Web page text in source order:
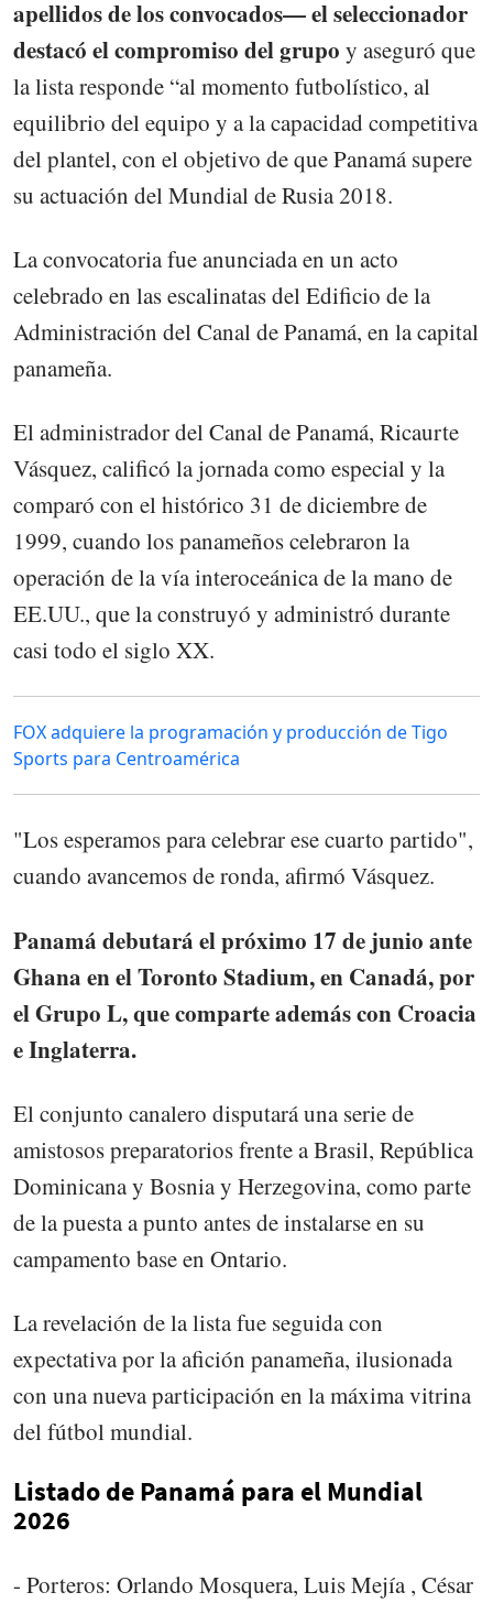
apellidos de los convocados— el seleccionador
destacó el compromiso del grupo y aseguró que
la lista responde “al momento futbolístico, al
equilibrio del equipo y a la capacidad competitiva
del plantel, con el objetivo de que Panamá supere
su actuación del Mundial de Rusia 2018.
La convocatoria fue anunciada en un acto
celebrado en las escalinatas del Edificio de la
Administración del Canal de Panamá, en la capital
panameña.
El administrador del Canal de Panamá, Ricaurte
Vásquez, calificó la jornada como especial y la
comparó con el histórico 31 de diciembre de
1999, cuando los panameños celebraron la
operación de la vía interoceánica de la mano de
EE.UU., que la construyó y administró durante
casi todo el siglo XX.
FOX adquiere la programación y producción de Tigo
Sports para Centroamérica
"Los esperamos para celebrar ese cuarto partido",
cuando avancemos de ronda, afirmó Vásquez.
Panamá debutará el próximo 17 de junio ante
Ghana en el Toronto Stadium, en Canadá, por
el Grupo L, que comparte además con Croacia
e Inglaterra.
El conjunto canalero disputará una serie de
amistosos preparatorios frente a Brasil, República
Dominicana y Bosnia y Herzegovina, como parte
de la puesta a punto antes de instalarse en su
campamento base en Ontario.
La revelación de la lista fue seguida con
expectativa por la afición panameña, ilusionada
con una nueva participación en la máxima vitrina
del fútbol mundial.
Listado de Panamá para el Mundial
2026
- Porteros: Orlando Mosquera, Luis Mejía , César